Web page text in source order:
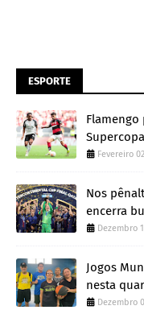
ESPORTE
Fevereiro
Nos
encerra
Dezembro
Jogos
nesta
Dezembro